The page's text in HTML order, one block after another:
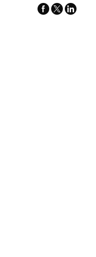
facebook
x-
linkedin